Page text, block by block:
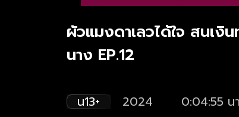
ผัวแมงดาเลวได้ใจ สนเ
นาง EP.12
น13+ 2024 0:04:55 น